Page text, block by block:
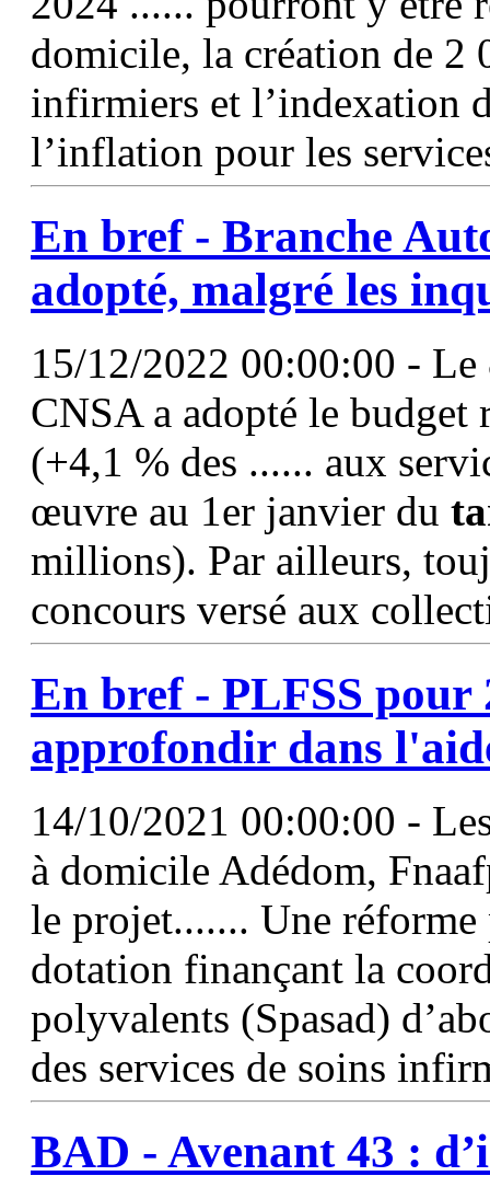
domicile, la création de 2
infirmiers et l’indexation
l’inflation pour les
En bref - Branche
adopté, malgré les
15/12/2022 00:00:00 - Le
CNSA a adopté le
(+4,1 % des ...... aux
œuvre au 1er janvier du
millions). Par ailleurs,
concours versé aux
En bref - PLFSS pour
approfondir dans
14/10/2021 00:00:00 -
à domicile Adédom,
le projet....... Une
dotation finançant la
polyvalents (Spasad)
des services de soins
BAD - Avenant 43 :